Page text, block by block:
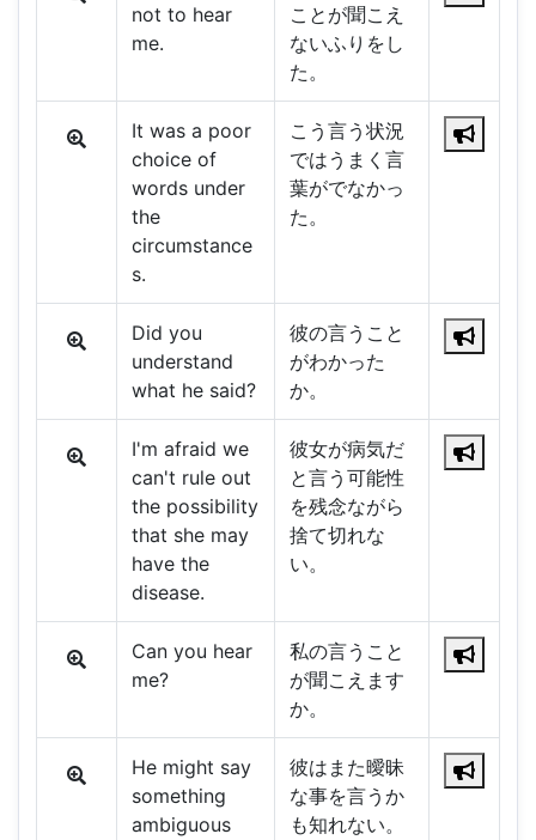
not to hear
me.
ことが聞こえ
ないふりをし
た。
It was a poor
choice of
words under
the
circumstance
s.
こう言う状況
ではうまく言
葉がでなかっ
た。
Did you
understand
what he said?
彼の言うこと
がわかった
か。
I'm afraid we
can't rule out
the possibility
that she may
have the
disease.
彼女が病気だ
と言う可能性
を残念ながら
捨て切れな
い。
Can you hear
me?
私の言うこと
が聞こえます
か。
He might say
something
ambiguous
彼はまた曖昧
な事を言うか
も知れない。